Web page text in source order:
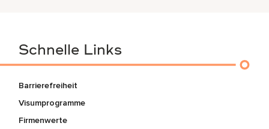
Schnelle Links
Barrierefreiheit
Visumprogramme
Firmenwerte